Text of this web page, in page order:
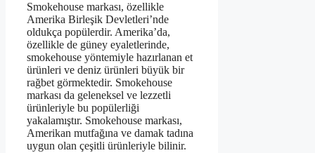
Smokehouse markası, özellikle
Amerika Birleşik Devletleri’nde
oldukça popülerdir. Amerika’da,
özellikle de güney eyaletlerinde,
smokehouse yöntemiyle hazırlanan et
ürünleri ve deniz ürünleri büyük bir
rağbet görmektedir. Smokehouse
markası da geleneksel ve lezzetli
ürünleriyle bu popülerliği
yakalamıştır. Smokehouse markası,
Amerikan mutfağına ve damak tadına
uygun olan çeşitli ürünleriyle bilinir.